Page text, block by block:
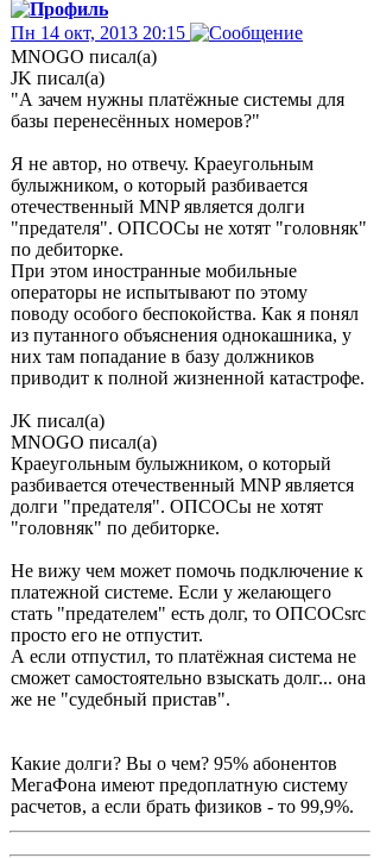
Пн 14 окт, 2013 20:15
MNOGO писал(а)
JK писал(а)
"А зачем нужны платёжные системы для
базы перенесённых номеров?"
Я не автор, но отвечу. Краеугольным
булыжником, о который разбивается
отечественный MNP является долги
"предателя". ОПСОСы не хотят "головняк"
по дебиторке.
При этом иностранные мобильные
операторы не испытывают по этому
поводу особого беспокойства. Как я понял
из путанного объяснения однокашника, у
них там попадание в базу должников
приводит к полной жизненной катастрофе.
JK писал(а)
MNOGO писал(а)
Краеугольным булыжником, о который
разбивается отечественный MNP является
долги "предателя". ОПСОСы не хотят
"головняк" по дебиторке.
Не вижу чем может помочь подключение к
платежной системе. Если у желающего
стать "предателем" есть долг, то ОПСОСsrc
просто его не отпустит.
А если отпустил, то платёжная система не
сможет самостоятельно взыскать долг... она
же не "судебный пристав".
Какие долги? Вы о чем? 95% абонентов
МегаФона имеют предоплатную систему
расчетов, а если брать физиков - то 99,9%.